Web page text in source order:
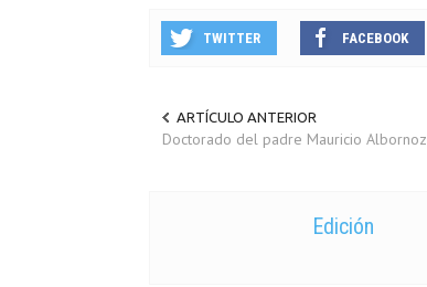
TWITTER FACEBOOK
ARTÍCULO ANTERIOR
Doctorado del padre Mauricio Albornoz
Edición